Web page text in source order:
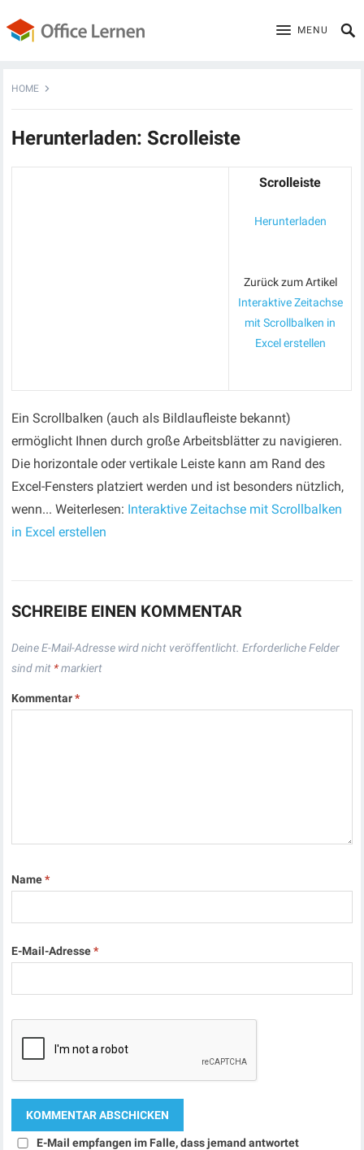
MENU
HOME
Herunterladen: Scrolleiste
Scrolleiste
Herunterladen
Zurück zum Artikel
Interaktive Zeitachse
mit Scrollbalken in
Excel erstellen
Ein Scrollbalken (auch als Bildlaufleiste bekannt)
ermöglicht Ihnen durch große Arbeitsblätter zu navigieren.
Die horizontale oder vertikale Leiste kann am Rand des
Excel-Fensters platziert werden und ist besonders nützlich,
wenn... Weiterlesen: Interaktive Zeitachse mit Scrollbalken
in Excel erstellen
SCHREIBE EINEN KOMMENTAR
Deine E-Mail-Adresse wird nicht veröffentlicht. Erforderliche Felder
sind mit *markiert
Kommentar*
Name*
E-Mail-Adresse*
E-Mail empfangen im Falle, dass jemand antwortet